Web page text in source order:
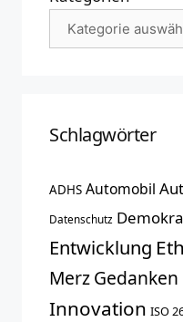
Schlagwörter
ADHS Automobil
Datenschutz
Entwicklung
MerzGedanken
Innovation ISO